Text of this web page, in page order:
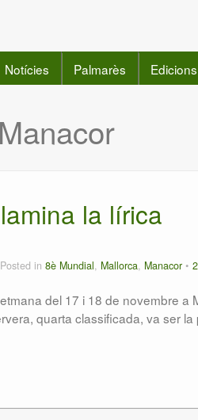
Notícies Palmarès
Manacor
la lírica
Posted in 8è Mundial, Mallorca, Manacor
del 17 i 18 de novembre a
quarta classificada, va ser la